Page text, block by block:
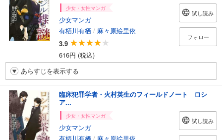
少女・女性マンガ
少女マンガ
有栖川有栖 / 麻々原絵里依
3.9
616円 (税込)
試し読み
フォロー
あらすじを表示する
臨床犯罪学者・火村英生のフィールドノート ロシ
ア...
少女・女性マンガ
少女マンガ
試し読み